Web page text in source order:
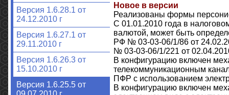
Версия 1.6.28.1 от
24.12.2010 г
Версия 1.6.27.1 от
29.11.2010 г
Версия 1.6.26.3 от
15.10.2010 г
Версия 1.6.25.5 от
Новое в версии
Реализованы формы
С 01.01.2010 года в
валютой, может быть
РФ № 03-03-06/1/86 от
№ 03-03-06/1/221 от
В конфигурацию включен
телекоммуникационным
ПФР с использованием
В конфигурацию включен